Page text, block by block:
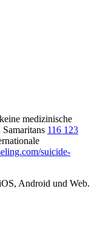
medizinische
116 123
suicide-
Android und Web.